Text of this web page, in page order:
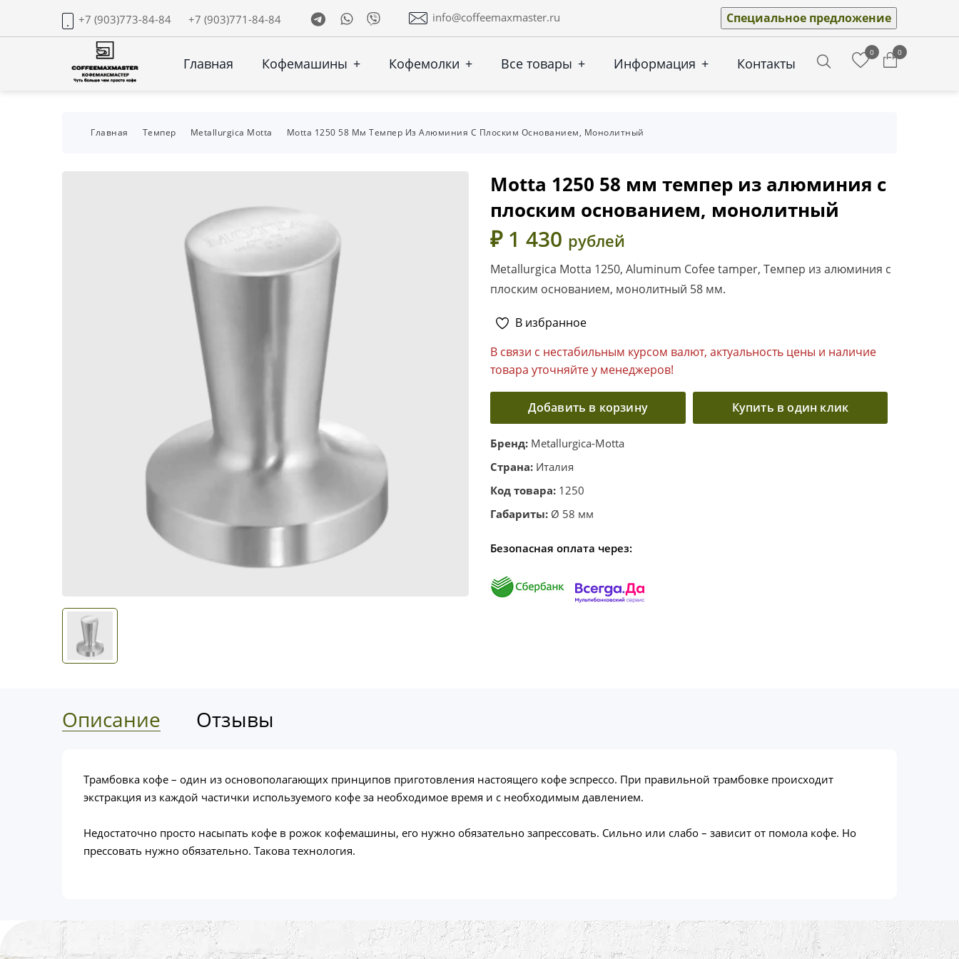
+7 (903)773-84-84 +7 (903)771-84-84 TelegramWhatsapp
Viber info@coffeemaxmaster.ru Специальное предложение
Главная Кофемашины + Кофемолки + Все товары + Информация + Контакты
0 0
Главная Темпер Metallurgica Motta Motta 1250 58 Мм Темпер Из Алюминия С Плоским Основанием, Монолитный
Motta 1250 58 мм темпер из алюминия с
плоским основанием, монолитный
₽ 1 430 рублей
Metallurgica Motta 1250, Aluminum Cofee tamper, Темпер из алюминия с
плоским основанием, монолитный 58 мм.
В избранное
В связи с нестабильным курсом валют, актуальность цены и наличие
товара уточняйте у менеджеров!
Добавить в корзину Купить в один клик
Бренд: Metallurgica-Motta
Страна: Италия
Код товара: 1250
Габариты: Ø 58 мм
Безопасная оплата через:
Описание Отзывы
Трамбовка кофе – один из основополагающих принципов приготовления настоящего кофе эспрессо. При правильной трамбовке происходит
экстракция из каждой частички используемого кофе за необходимое время и с необходимым давлением.
Недостаточно просто насыпать кофе в рожок кофемашины, его нужно обязательно запрессовать. Сильно или слабо – зависит от помола кофе. Но
прессовать нужно обязательно. Такова технология.